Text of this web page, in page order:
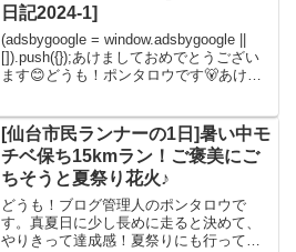
日記2024-1]
(adsbygoogle = window.adsbygoogle ||
[]).push({});あけましておめでとうござい
ます😊どうも！ポンタロウです🐻あけま
た地震...
[仙台市民ランナーの1日]暑い中モ
チベ保ち15kmラン！ご褒美にご
ちそうと夏祭り花火♪
どうも！ブログ管理人のポンタロウで
す。真夏日に少し長めに走ると決めて、
やりきって達成感！夏祭りにも行って